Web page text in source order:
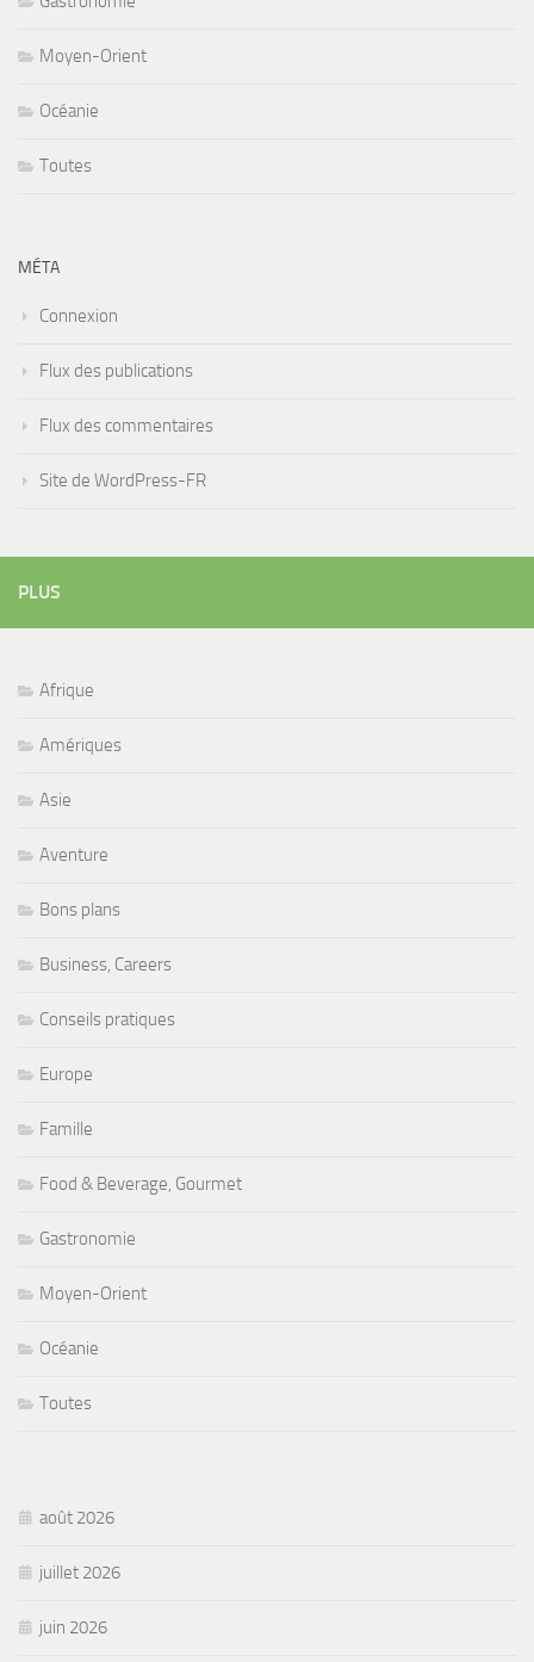
Moyen-Orient
Océanie
Toutes
MÉTA
Connexion
Flux des publications
Flux des commentaires
Site de WordPress-FR
PLUS
Afrique
Amériques
Asie
Aventure
Bons plans
Business, Careers
Conseils pratiques
Europe
Famille
Food & Beverage, Gourmet
Gastronomie
Moyen-Orient
Océanie
Toutes
août 2026
juillet 2026
juin 2026